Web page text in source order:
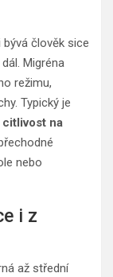
člověk sice
Migréna
režimu,
Typický je
citlivost na
nebo
i z
až střední